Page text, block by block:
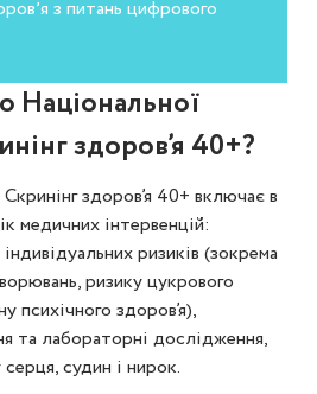
з питань цифрового
Національної
здоров’я 40+?
здоров’я 40+ включає в
медичних інтервенцій:
ризиків (зокрема
ризику цукрового
психічного здоров’я),
та лабораторні дослідження,
судин і нирок.